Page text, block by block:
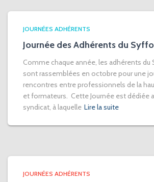
JOURNÉES ADHÉRENTS
Journée des Adhérents du
Comme chaque année, les adhérents du
sont rassemblées en octobre pour une
rencontres entre professionnels de la
et formateurs. Cette Journée est dédiée
syndicat, à laquelle Lire la suite
JOURNÉES ADHÉRENTS